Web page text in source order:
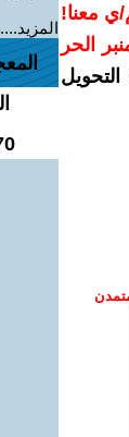
ي معنا!
الحر